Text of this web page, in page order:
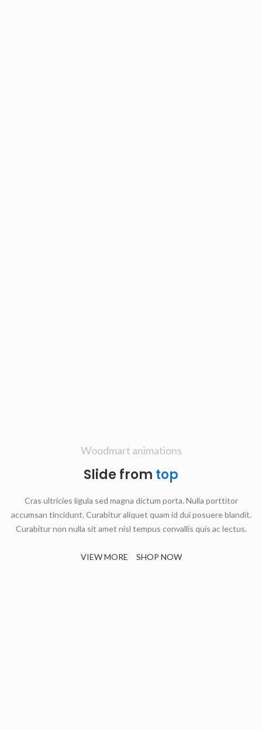
Woodmart animations
Slide from top
Cras ultricies ligula sed magna dictum porta. Nulla porttitor
accumsan tincidunt. Curabitur aliquet quam id dui posuere blandit.
Curabitur non nulla sit amet nisl tempus convallis quis ac lectus.
VIEW MORE SHOP NOW